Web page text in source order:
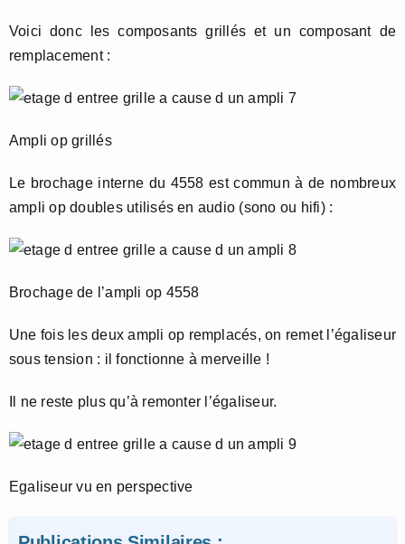
Voici donc les composants grillés et un composant de
remplacement :
Ampli op grillés
Le brochage interne du 4558 est commun à de nombreux
ampli op doubles utilisés en audio (sono ou hifi) :
Brochage de l’ampli op 4558
Une fois les deux ampli op remplacés, on remet l’égaliseur
sous tension : il fonctionne à merveille !
Il ne reste plus qu’à remonter l’égaliseur.
Egaliseur vu en perspective